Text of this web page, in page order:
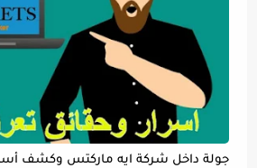
جولة داخل شركة ايه ماركتس وكشف